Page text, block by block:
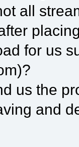
all
for us
us the
and